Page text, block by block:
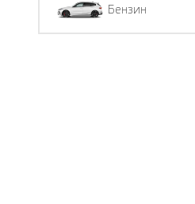
Бензин